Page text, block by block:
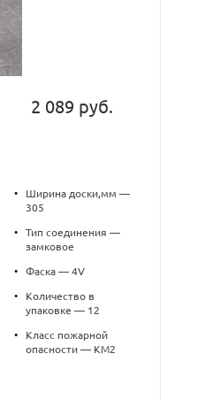
2 089 руб.
•
Ширина доски,мм —
305
•
Тип соединения —
замковое
• Фаска — 4V
•
Количество в
упаковке — 12
•
Класс пожарной
опасности — КМ2